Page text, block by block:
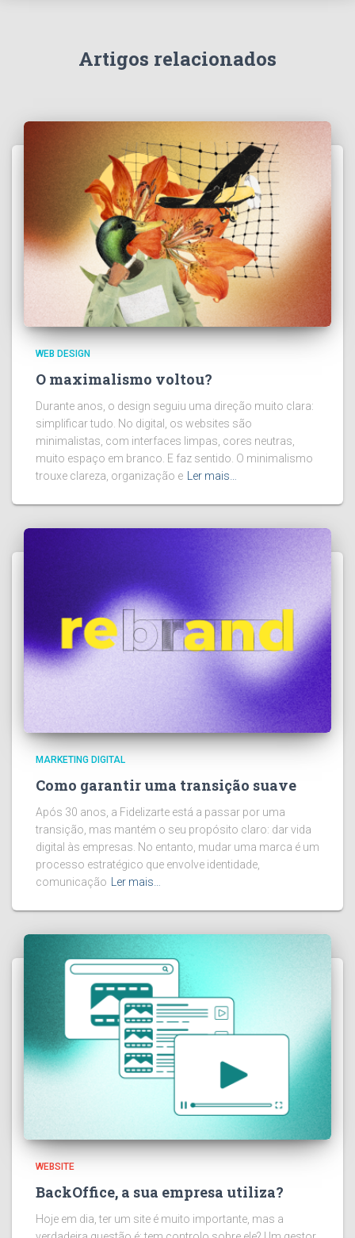
Artigos relacionados
WEB DESIGN
O maximalismo voltou?
Durante anos, o design seguiu uma direção muito clara:
simplificar tudo. No digital, os websites são
minimalistas, com interfaces limpas, cores neutras,
muito espaço em branco. E faz sentido. O minimalismo
trouxe clareza, organização e
Ler mais…
MARKETING DIGITAL
Como garantir uma transição suave
Após 30 anos, a Fidelizarte está a passar por uma
transição, mas mantém o seu propósito claro: dar vida
digital às empresas. No entanto, mudar uma marca é um
processo estratégico que envolve identidade,
comunicação Ler mais…
WEBSITE
BackOffice, a sua empresa utiliza?
Hoje em dia, ter um site é muito importante, mas a